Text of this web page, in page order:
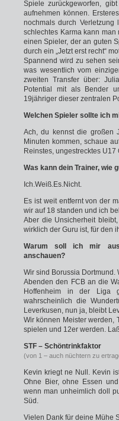
Spiele zurückgeworfen,
aufnehmen können.
nochmals durch
schlechtes Karma kann
einen Spieler, der an guten
durch ein „Jetzt erst recht“
Spannend wird zu sehen
was wesentlich vom
zweiten Transfer über:
Potential mit als Bender
19jähriger dieser zentralen
Welchen Spieler sollte ich
Ach, du kennst die großen
Minuten kommen, schaue
Reinstes, ungestrecktes U17
Was kann dein Trainer, wie
Ich.Weiß.Es.Nicht.
Es ist weit entfernt von der
wir auf 18 standen und ich
Aber die Unsicherheit
wirklich der Guru ist, für den
Warum soll ich mir
anschauen?
Wir sind Borussia Dortmund.
Abenden den FCB an die
Hoffenheim in der Liga
wahrscheinlich die
Leverkusen, nun ja, bleibt
Wir können Meister werden,
spielen und 12er werden.
STF – Schöntrinkfaktor
(von 1 – auch nüchtern zu
Kevin kriegt ne Null. Kevin
Ohne Bier, ohne Essen
wenn man unheimlich doll
Süd.
Vielen Dank für deine Mühe